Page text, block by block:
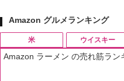
Amazon グルメランキング
米 ウイスキー
Amazon ラーメン の売れ筋ラン